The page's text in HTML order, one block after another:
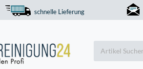
schnelle Lieferung